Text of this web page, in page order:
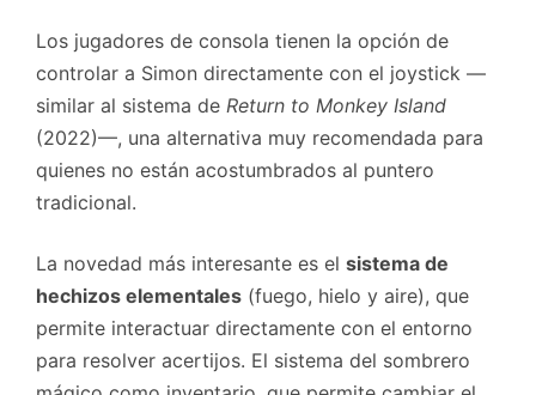
Los jugadores de consola tienen la opción de
controlar a Simon directamente con el joystick —
similar al sistema de Return to Monkey Island
(2022)—, una alternativa muy recomendada para
quienes no están acostumbrados al puntero
tradicional.
La novedad más interesante es el sistema de
hechizos elementales (fuego, hielo y aire), que
permite interactuar directamente con el entorno
para resolver acertijos. El sistema del sombrero